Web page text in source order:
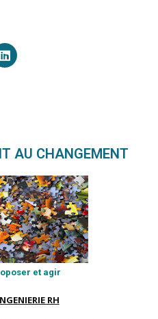
AU CHANGEMENT
et agir
RH